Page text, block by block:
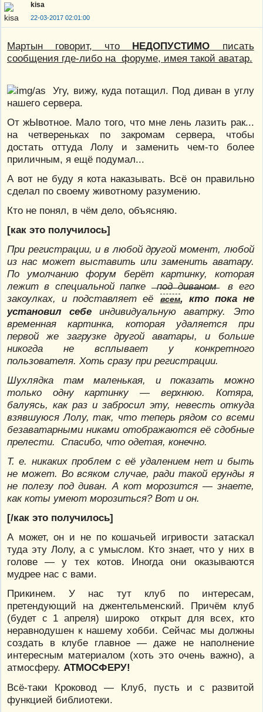
kisa
22-03-2017 02:01:00
Мартын говорит, что НЕДОПУСТИМО писать
сообщения где-либо на форуме, имея такой аватар.
Угу, вижу, куда потащил. Под диван в углу
нашего сервера.
От жЫвотное. Мало того, что мне лень лазить рак...
на четвереньках по закромам сервера, чтобы
достать оттуда Лолу и заменить чем-то более
приличным, я ещё подумал...
А вот не буду я кота наказывать. Всё он правильно
сделал по своему животному разумению.
Кто не понял, в чём дело, объясняю.
[как это получилось]
При регистрации, и в любой другой момент, любой
из нас может выставить или заменить аватару.
По умолчанию форум берёт картинку, которая
лежит в специальной папке ̶п̶о̶д̶ ̶д̶и̶в̶а̶н̶о̶м̶ в его
закоулках, и подставляет её
всем, кто пока не
установил себе индивидуальную аватрку. Это
временная картинка, которая удаляется при
первой же загрузке другой аватары, и больше
никогда не всплывает у конкретного
пользователя. Хоть сразу при регистрации.
Шухлядка там маленькая, и показать можно
только одну картинку — верхнюю. Котяра,
балуясь, как раз и забросил эту, невесть откуда
взявшуюся Лолу, так, что теперь рядом со всеми
безаватарными никами отображаются её сдобные
прелести. Спасибо, что одетая, конечно.
Т. е. никаких проблем с её удалением нет и быть
не может. Во всяком случае, ради такой ерунды я
не полезу под диван. А кот морозится — знаете,
как коты умеют морозиться? Вот и он.
[/как это получилось]
А может, он и не по кошачьей игривости затаскал
туда эту Лолу, а с умыслом. Кто знает, что у них в
голове — у тех котов. Иногда они оказываются
мудрее нас с вами.
Прикинем. У нас тут клуб по интересам,
претендующий на джентельменский. Причём клуб
(будет с 1 апреля) широко открыт для всех, кто
неравнодушен к нашему хобби. Сейчас мы должны
создать в клубе главное — даже не наполнение
интересным материалом (хоть это очень важно), а
атмосферу. АТМОСФЕРУ!
Всё-таки Кроковод — Клуб, пусть и с развитой
функцией библиотеки.